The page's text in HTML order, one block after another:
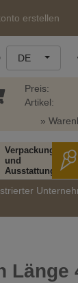
erstellen
DE
Preis:
Artikel:
»
Verpackung
und
Ausstattung
Länge